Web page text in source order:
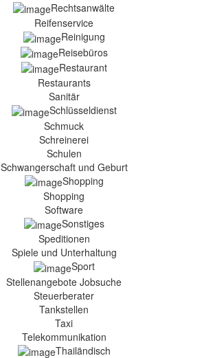
Rechtsanwälte
Reifenservice
Reinigung
Reisebüros
Restaurant
Restaurants
Sanitär
Schlüsseldienst
Schmuck
Schreinerei
Schulen
Schwangerschaft und Geburt
Shopping
Shopping
Software
Sonstiges
Speditionen
Spiele und Unterhaltung
Sport
Stellenangebote Jobsuche
Steuerberater
Tankstellen
Taxi
Telekommunikation
Thailändisch